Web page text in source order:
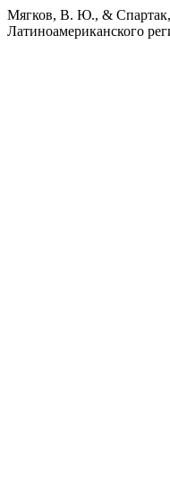
Мягков, В. Ю., & Спартак,
Латиноамериканского